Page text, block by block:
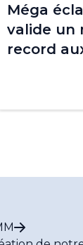
Méga
valide un
record